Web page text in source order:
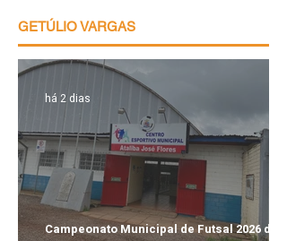
GETÚLIO VARGAS
Campeonato Municipal de Futsal 2026 de
há 2 dias